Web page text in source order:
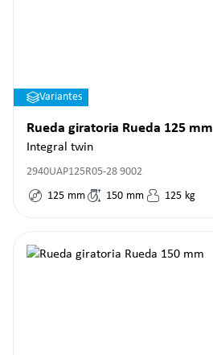
Variantes
Rueda giratoria Rueda 125 mm
Integral twin
2940UAP125R05-28 9002
125 mm 150 mm 125 kg